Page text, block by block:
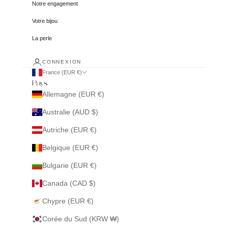
Notre engagement
Votre bijou
La perle
CONNEXION
France (EUR €)
Pays
Allemagne (EUR €)
Australie (AUD $)
Autriche (EUR €)
Belgique (EUR €)
Bulgarie (EUR €)
Canada (CAD $)
Chypre (EUR €)
Corée du Sud (KRW ₩)